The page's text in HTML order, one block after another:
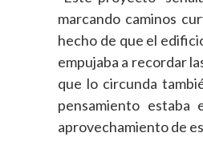
marcando caminos
hecho de que el
empujaba a recordar
que lo circunda
pensamiento
aprovechamiento de